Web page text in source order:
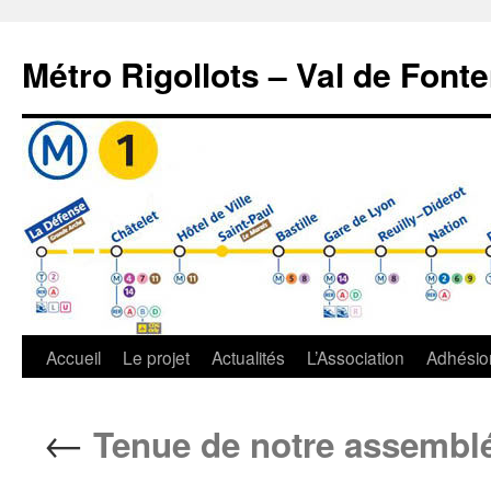
contenu
Métro Rigollots – Val de
Accueil Le projet Actualités L’Association
← Tenue de notre